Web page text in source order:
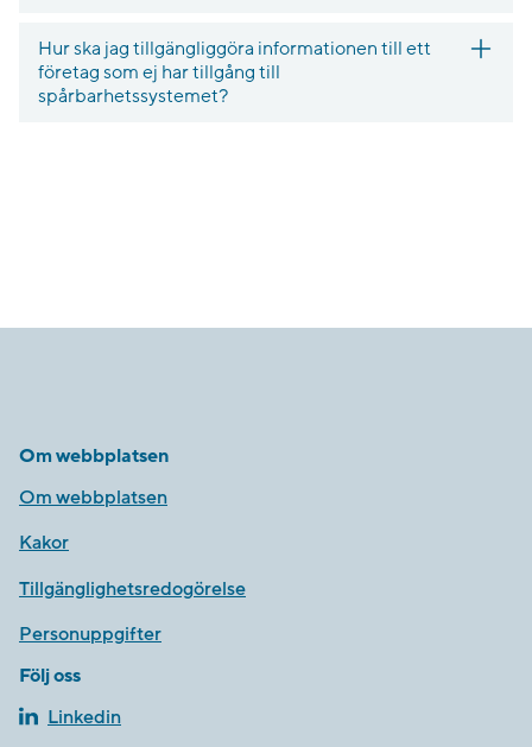
Hur ska jag tillgängliggöra informationen till ett
företag som ej har tillgång till
spårbarhetssystemet?
Om webbplatsen
Om webbplatsen
Kakor
Tillgänglighetsredogörelse
Personuppgifter
Följ oss
Linkedin